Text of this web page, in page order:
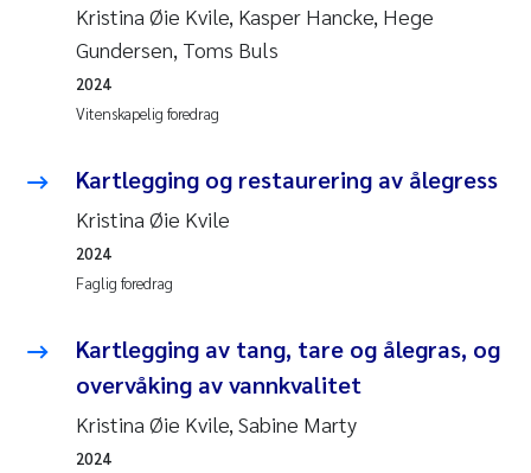
Kristina Øie Kvile, Kasper Hancke, Hege
Gundersen, Toms Buls
Vitenskapelig foredrag
2024
Kartlegging og restaurering av ålegress
Kristina Øie Kvile
Faglig foredrag
2024
Kartlegging av tang, tare og ålegras, og
overvåking av vannkvalitet
Kristina Øie Kvile, Sabine Marty
2024